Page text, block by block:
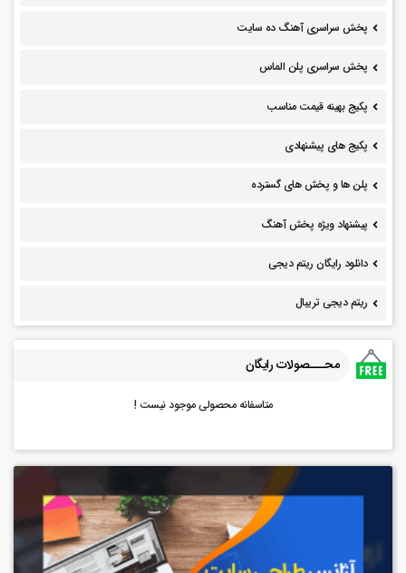
پخش سراسری آهنگ ده سایت
پخش سراسری پلن الماس
پکیج بهینه قیمت مناسب
پکیج های پیشنهادی
پلن ها و پخش های گسترده
پیشنهاد ویژه پخش آهنگ
دانلود رایگان ریتم دیجی
ریتم دیجی تریبال
محـــصولات رایگان
متاسفانه محصولی موجود نیست !